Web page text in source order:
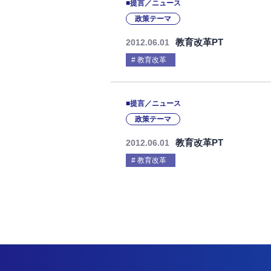
■提言／ニュース
政策テーマ
2012.06.01 教育改革PT
教育改革
■提言／ニュース
政策テーマ
2012.06.01 教育改革PT
教育改革